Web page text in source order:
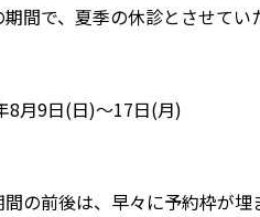
間で、夏季の休診とさせてい
8月9日(日)～17日(月)
の前後は、早々に予約枠が埋